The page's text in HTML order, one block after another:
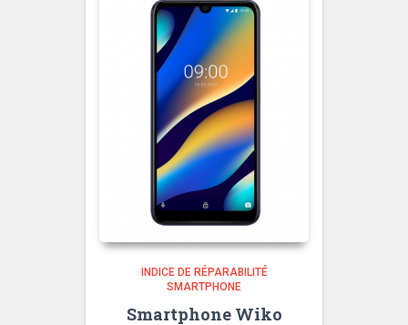
INDICE DE RÉPARABILITÉ
SMARTPHONE
Smartphone Wiko